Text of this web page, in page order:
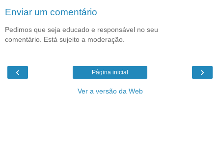
Enviar um comentário
Pedimos que seja educado e responsável no seu
comentário. Está sujeito a moderação.
‹ ›
Página inicial
Ver a versão da Web